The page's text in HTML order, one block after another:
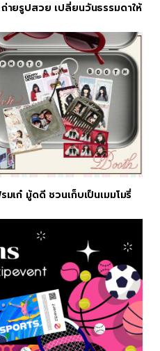
ายรูปสวย เปลี่ยนวันธรรมดาให้
ก๋ มู้ดดี ชวนเก็บเป็นเมมโมรี่